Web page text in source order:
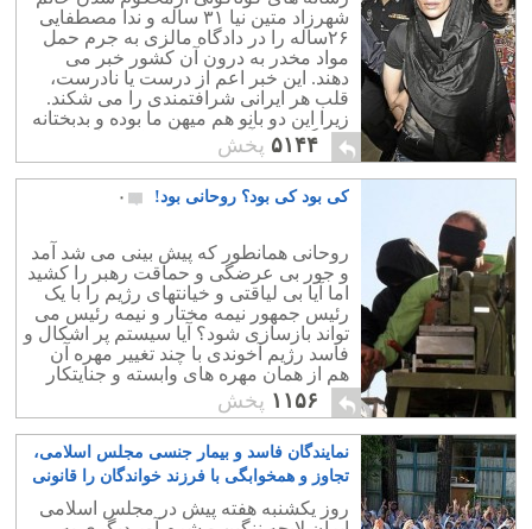
شهرزاد متین نیا ۳۱ ساله و ندا مصطفایی
۲۶ساله را در دادگاه مالزی به جرم حمل
مواد مخدر به درون آن کشور خبر می
دهند. این خبر اعم از درست یا نادرست،
قلب هر ایرانی شرافتمندی را می شکند.
زیرا این دو بانو هم میهن ما بوده و بدبختانه
دستگاهی از آنان پشتیبانی نکرده است.
۵۱۴۴ پخش
کی بود کی بود؟ روحانی بود! ۰
روحانی همانطور که پیش بینی می شد آمد
و جور بی عرضگی و حماقت رهبر را کشید
اما آیا بی لیاقتی و خیانتهای رژیم را با یک
رئیس جمهور نیمه مختار و نیمه رئیس می
تواند بازسازی شود؟ آیا سیستم پر اشکال و
فاسد رژیم آخوندی با چند تغییر مهره آن
هم از همان مهره های وابسته و جنایتکار
خودش که سابقه مشخص در ترور و
سرکوب دارند ،می تواند رو به تغییر و
دموکراسی برود؟
۱۱۵۶ پخش
نمایندگان فاسد و بیمار جنسی مجلس اسلامی،
تجاوز و همخوابگی با فرزند خواندگان را قانونی
دانستند!
روز یکشنبه هفته پیش در مجلس اسلامی